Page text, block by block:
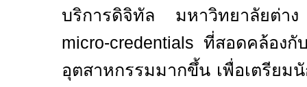
บริการดิจิทัล มหาวิทยาลัยต่า
micro-credentials ที่สอดคล้องกั
อุตสาหกรรมมากขึ้น เพื่อเตรียม